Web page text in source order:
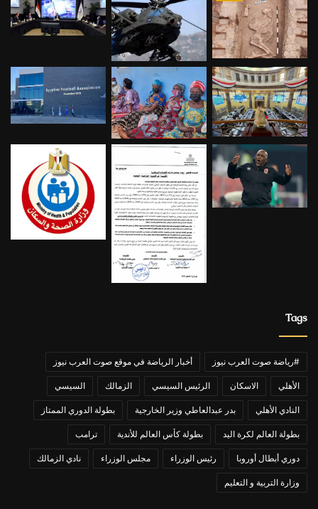
Tags
#رياضة صوت العرب نيوز أخبار الرياضة في موقع صوت العرب نيوز
الأهلي الاسكان الرئيس السيسي الزمالك السيسي
النادي الأهلي بدر عبدالعاطي وزير الخارجية بطولة الدوري الممتاز
بطولة العالم لكرة اليد بطولة كأس العالم للأندية ترامب
دوري أبطال أوروبا رئيس الوزراء مجلس الوزراء نادي الزمالك
وزارة التربية و التعليم